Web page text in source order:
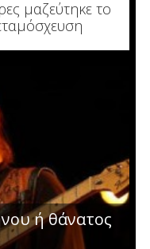
μαζεύτηκε το
ή θάνατος